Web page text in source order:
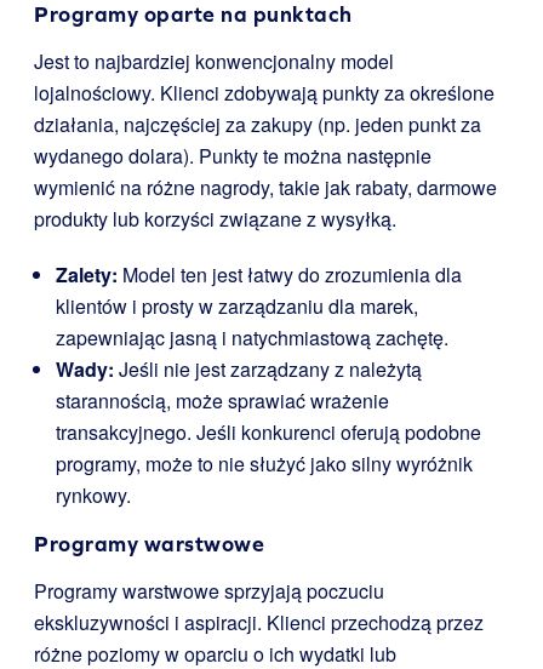
Programy oparte na punktach
Jest to najbardziej konwencjonalny model
lojalnościowy. Klienci zdobywają punkty za określone
działania, najczęściej za zakupy (np. jeden punkt za
wydanego dolara). Punkty te można następnie
wymienić na różne nagrody, takie jak rabaty, darmowe
produkty lub korzyści związane z wysyłką.
Zalety: Model ten jest łatwy do zrozumienia dla
klientów i prosty w zarządzaniu dla marek,
zapewniając jasną i natychmiastową zachętę.
Wady: Jeśli nie jest zarządzany z należytą
starannością, może sprawiać wrażenie
transakcyjnego. Jeśli konkurenci oferują podobne
programy, może to nie służyć jako silny wyróżnik
rynkowy.
Programy warstwowe
Programy warstwowe sprzyjają poczuciu
ekskluzywności i aspiracji. Klienci przechodzą przez
różne poziomy w oparciu o ich wydatki lub